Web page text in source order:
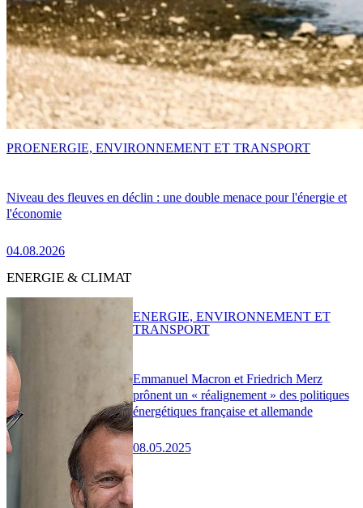
Niveau des fleuves en déclin : une double menace pour l'énergie et
l'économie
04.08.2026
PROENERGIE, ENVIRONNEMENT ET TRANSPORT
ENERGIE & CLIMAT
Emmanuel Macron et Friedrich Merz
prônent un « réalignement » des politiques
énergétiques française et allemande
08.05.2025
ENERGIE, ENVIRONNEMENT ET
TRANSPORT